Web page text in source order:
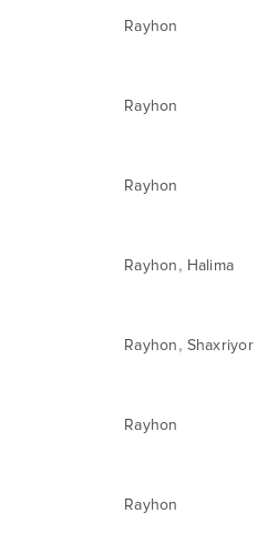
Rayhon
Rayhon
Rayhon
Rayhon, Halima
Rayhon, Shaxriyor
Rayhon
Rayhon